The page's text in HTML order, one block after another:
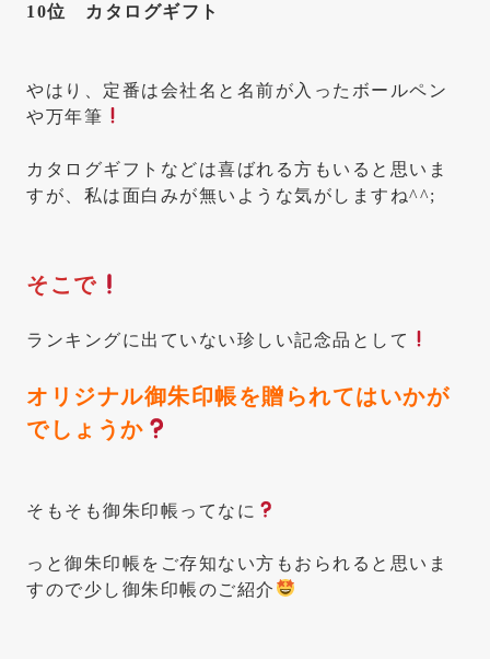
10位 カタログギフト
やはり、定番は会社名と名前が入ったボールペン
や万年筆
カタログギフトなどは喜ばれる方もいると思いま
すが、私は面白みが無いような気がしますね^^;
そこで
ランキングに出ていない珍しい記念品として
オリジナル御朱印帳を贈られてはいかが
でしょうか
そもそも御朱印帳ってなに
っと御朱印帳をご存知ない方もおられると思いま
すので少し御朱印帳のご紹介